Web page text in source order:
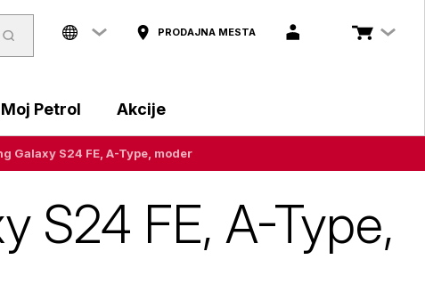
PRODAJNA MESTA
Moj Petrol Akcije
Galaxy S24 FE, A-Type, moder
S24 FE, A-Type,